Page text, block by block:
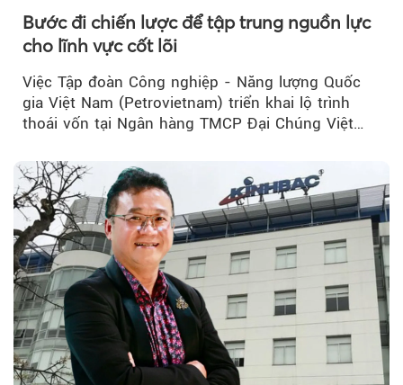
Bước đi chiến lược để tập trung nguồn lực
cho lĩnh vực cốt lõi
Việc Tập đoàn Công nghiệp - Năng lượng Quốc
gia Việt Nam (Petrovietnam) triển khai lộ trình
thoái vốn tại Ngân hàng TMCP Đại Chúng Việt